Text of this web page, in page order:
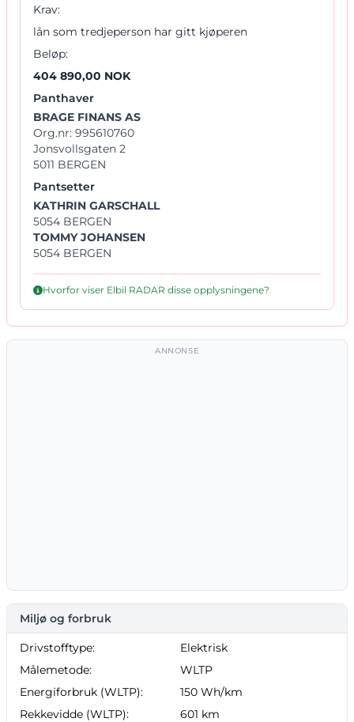
Krav:
lån som tredjeperson har gitt kjøperen
Beløp:
404 890,00 NOK
Panthaver
BRAGE FINANS AS
Org.nr: 995610760
Jonsvollsgaten 2
5011 BERGEN
Pantsetter
KATHRIN GARSCHALL
5054 BERGEN
TOMMY JOHANSEN
5054 BERGEN
Hvorfor viser Elbil RADAR disse opplysningene?
ANNONSE
Miljø og forbruk
Drivstofftype:
Elektrisk
Målemetode:
WLTP
Energiforbruk (WLTP):
150 Wh/km
Rekkevidde (WLTP):
601 km